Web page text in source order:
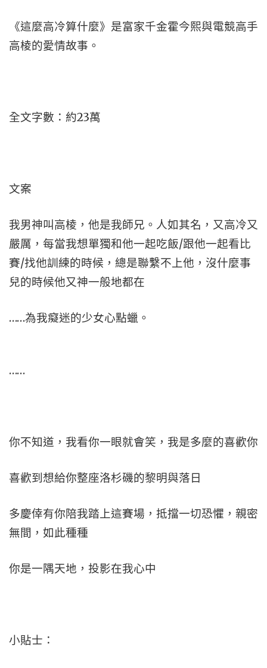
《這麼高冷算什麼》是富家千金霍今熙與電競高手
高棱的愛情故事。
全文字數：約23萬
文案
我男神叫高棱，他是我師兄。人如其名，又高冷又
嚴厲，每當我想單獨和他一起吃飯/跟他一起看比
賽/找他訓練的時候，總是聯繫不上他，沒什麼事
兒的時候他又神一般地都在
……為我癡迷的少女心點蠟。
……
你不知道，我看你一眼就會笑，我是多麼的喜歡你
喜歡到想給你整座洛杉磯的黎明與落日
多慶倖有你陪我踏上這賽場，抵擋一切恐懼，親密
無間，如此種種
你是一隅天地，投影在我心中
小貼士：